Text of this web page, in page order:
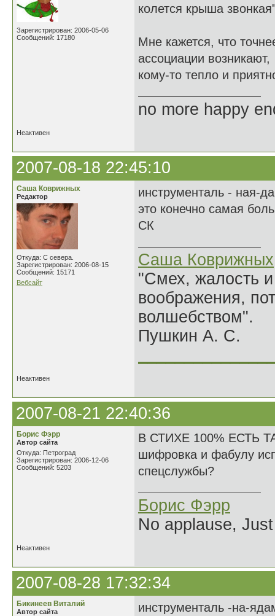
Зарегистрирован: 2006-05-06
Сообщений: 17180
колется крыша
Мне кажется, что
ассоциации
кому-то тепло и
no more happy
Неактивен
2007-08-18 22:45:10
Саша Коврижных
Редактор
Откуда: С севера.
Зарегистрирован: 2006-08-15
Сообщений: 15171
Вебсайт
инструменталь - ная-
это конечно самая
СК
Саша Коврижных
"Смех, жалость
воображения,
волшебством".
Пушкин А. С.
Неактивен
2007-08-21 22:40:36
Борис Фэрр
Автор сайта
Откуда: Петроград
Зарегистрирован: 2006-12-06
Сообщений: 5203
В СТИХЕ 100% ЕСТЬ
шифровка и фабулу
спецслужбы?
Борис Фэрр
No applause,
Неактивен
2007-08-28 17:32:34
Бикинеев Виталий
Автор сайта инструменталь -на-